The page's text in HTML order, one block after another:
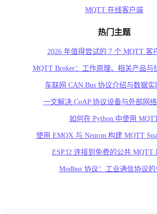
MQTT 在线客户端
热门主题
2026 年值得尝试的 7 个 MQTT 客
MQTT Broker：工作原理、相关产品与
车联网 CAN Bus 协议介绍与数据实
一文解决 CoAP 协议设备与外部网
如何在 Python 中使用
使用 EMQX 与 Neuron 构建 MQTT
ESP32 连接到免费的公共 MQTT
Modbus 协议：工业通信协议的